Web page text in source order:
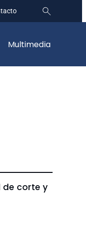
Multimedia
de corte y